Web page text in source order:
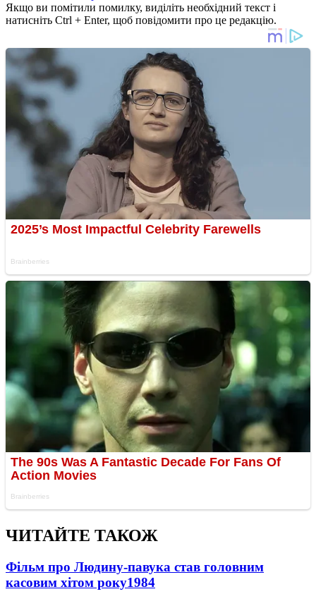
Якщо ви помітили помилку, виділіть необхідний текст і
натисніть Ctrl + Enter, щоб повідомити про це редакцію.
ЧИТАЙТЕ ТАКОЖ
Фільм про Людину-павука став головним
касовим хітом року1984